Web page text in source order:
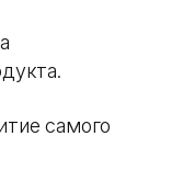
самого